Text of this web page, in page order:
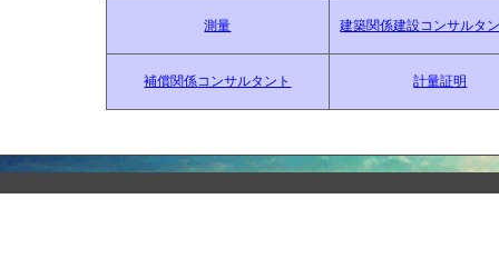
測量 建築関係建設コンサルタ
補償関係コンサルタント 計量証明